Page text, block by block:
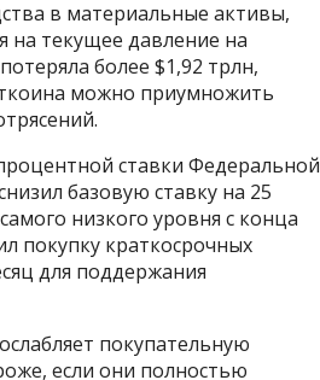
в материальные активы,
на текущее давление на
более $1,92 трлн,
можно приумножить
ставки Федеральной
базовую ставку на 25
низкого уровня с конца
покупку краткосрочных
для поддержания
покупательную
если они полностью